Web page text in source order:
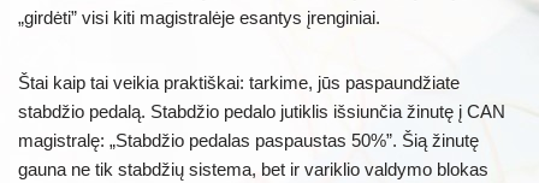
„girdėti” visi kiti magistralėje esantys įrenginiai.
Štai kaip tai veikia praktiškai: tarkime, jūs paspaundžiate
stabdžio pedalą. Stabdžio pedalo jutiklis išsiunčia žinutę į CAN
magistralę: „Stabdžio pedalas paspaustas 50%”. Šią žinutę
gauna ne tik stabdžių sistema, bet ir variklio valdymo blokas